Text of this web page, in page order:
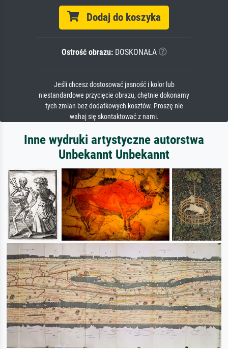
Dodaj do koszyka
Ostrość obrazu:DOSKONAŁA
Jeśli chcesz dostosować jasność i kolor lub
niestandardowe przycięcie obrazu, chętnie dokonamy
tych zmian bez dodatkowych kosztów. Proszę nie
wahaj się skontaktować z nami.
Inne wydruki artystyczne autorstwa
Unbekannt Unbekannt